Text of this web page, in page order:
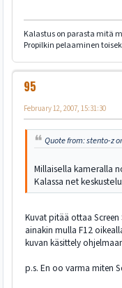
Kalastus on parasta mitä
Propilkin pelaaminen
95
February 12, 2007, 15:31:30
Quote from: stento-z
Millaisella kameralla
Kalassa net
Kuvat pitää ottaa
ainakin mulla F12
kuvan käsittely
p.s. En oo varma miten